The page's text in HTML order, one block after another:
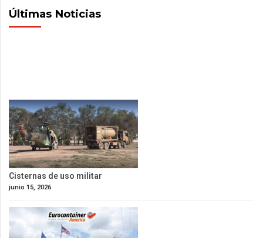
Últimas Noticias
Cisternas de uso militar
junio 15, 2026